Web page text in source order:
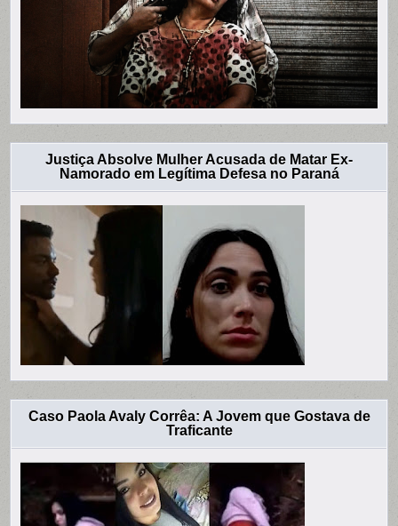
Justiça Absolve Mulher Acusada de Matar Ex-
Namorado em Legítima Defesa no Paraná
Caso Paola Avaly Corrêa: A Jovem que Gostava de
Traficante